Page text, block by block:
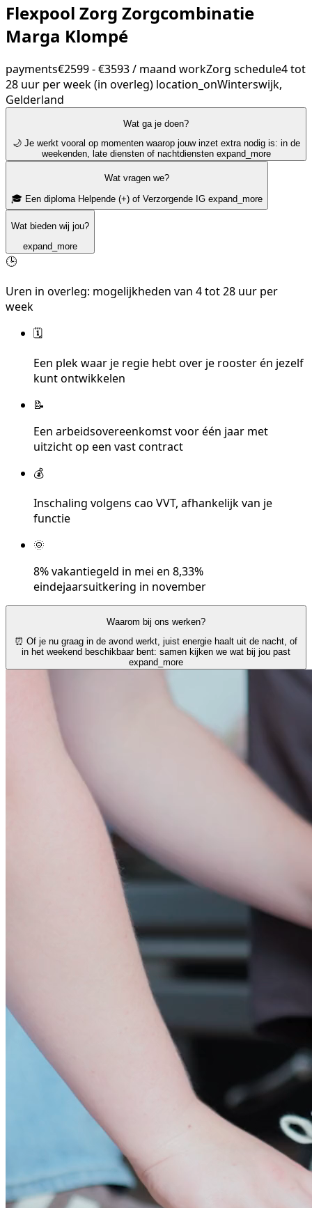
Flexpool Zorg Zorgcombinatie
Marga Klompé
payments€2599 - €3593 / maand workZorg schedule4 tot
28 uur per week (in overleg) location_onWinterswijk,
Gelderland
Wat ga je doen?
🌙 Je werkt vooral op momenten waarop jouw inzet extra nodig is: in de
weekenden, late diensten of nachtdiensten expand_more
Wat vragen we?
🎓 Een diploma Helpende (+) of Verzorgende IG expand_more
Wat bieden wij jou?
expand_more
🕒
Uren in overleg: mogelijkheden van 4 tot 28 uur per
week
🗓️
Een plek waar je regie hebt over je rooster én jezelf
kunt ontwikkelen
📝
Een arbeidsovereenkomst voor één jaar met
uitzicht op een vast contract
💰
Inschaling volgens cao VVT, afhankelijk van je
functie
🌞
8% vakantiegeld in mei en 8,33%
eindejaarsuitkering in november
Waarom bij ons werken?
⏰ Of je nu graag in de avond werkt, juist energie haalt uit de nacht, of
in het weekend beschikbaar bent: samen kijken we wat bij jou past
expand_more